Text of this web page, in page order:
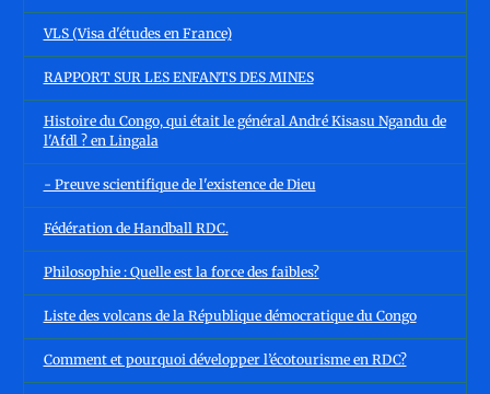
VLS (Visa d'études en France)
RAPPORT SUR LES ENFANTS DES MINES
Histoire du Congo, qui était le général André Kisasu Ngandu de
l'Afdl ? en Lingala
- Preuve scientifique de l'existence de Dieu
Fédération de Handball RDC.
Philosophie : Quelle est la force des faibles?
Liste des volcans de la République démocratique du Congo
Comment et pourquoi développer l’écotourisme en RDC?